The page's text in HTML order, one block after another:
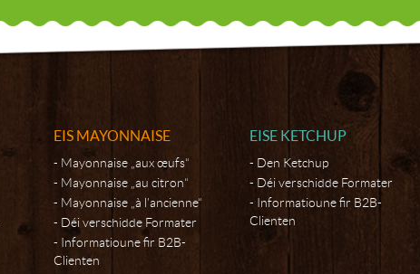
EIS MAYONNAISE
Mayonnaise „aux œufs“
Mayonnaise „au citron“
Mayonnaise „à l’ancienne“
Déi verschidde Formater
Informatioune fir B2B-
Clienten
EISE KETCHUP
Den Ketchup
Déi verschidde Formater
Informatioune fir B2B-
Clienten